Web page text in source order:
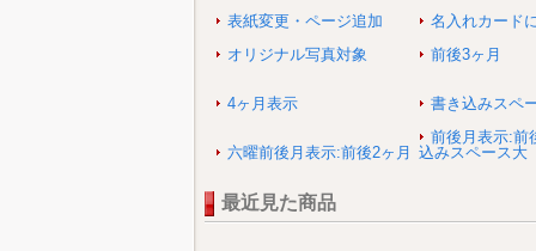
表紙変更・ページ追加
名入れカード
オリジナル写真対象
前後3ヶ月
4ヶ月表示 書き込みスペ
六曜前後月表示:前後2ヶ月
前後月表示:前
込みスペース大
最近見た商品